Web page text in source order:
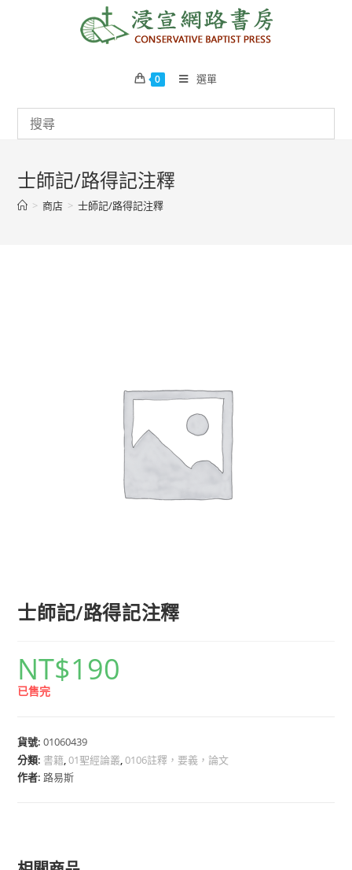
0 選單
士師記/路得記注釋
> 商店 > 士師記/路得記注釋
士師記/路得記注釋
NT$190
已售完
貨號:01060439
分類: 書籍,01聖經論叢,0106註釋，要義，論文
作者: 路易斯